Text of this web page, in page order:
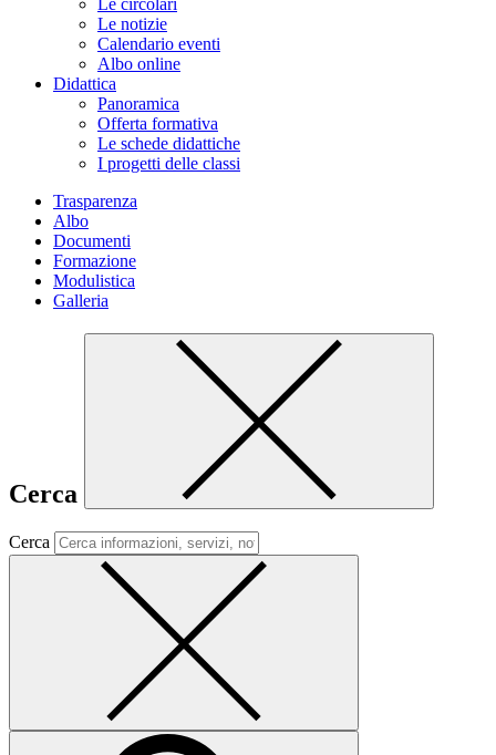
Le circolari
Le notizie
Calendario eventi
Albo online
Didattica
Panoramica
Offerta formativa
Le schede didattiche
I progetti delle classi
Trasparenza
Albo
Documenti
Formazione
Modulistica
Galleria
Cerca
Cerca